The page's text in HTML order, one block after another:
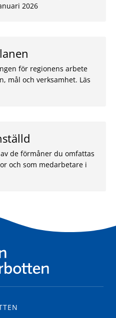
2026
för regionens arbete
mål och verksamhet. Läs
de förmåner du omfattas
och som medarbetare i